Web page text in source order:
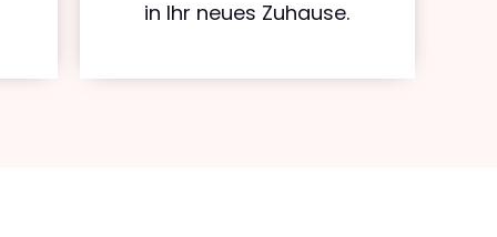
in Ihr neues Zuhause.